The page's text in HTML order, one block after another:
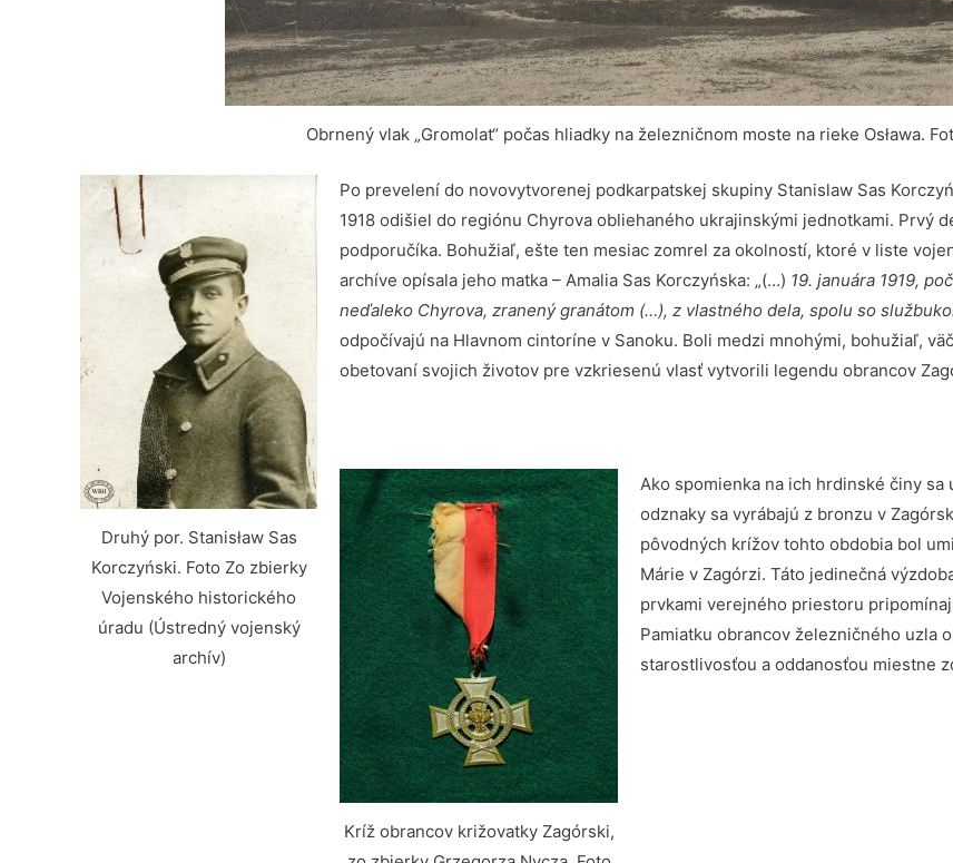
Obrnený vlak „Gromolat“ počas hliadky na železničnom moste na rieke Osława.
Druhý por. Stanisław Sas
Korczyński. Foto Zo zbierky
Vojenského historického
úradu (Ústredný vojenský
archív)
Po prevelení do novovytvorenej podkarpatskej skupiny Stanislaw Sas
1918 odišiel do regiónu Chyrova obliehaného ukrajinskými jednotkami. Prvý
podporučíka. Bohužiaľ, ešte ten mesiac zomrel za okolností, ktoré v liste
archíve opísala jeho matka – Amalia Sas Korczyńska: „(…) 19. januára 1919,
neďaleko Chyrova, zranený granátom (…), z vlastného dela, spolu so
odpočívajú na Hlavnom cintoríne v Sanoku. Boli medzi mnohými, bohužiaľ,
obetovaní svojich životov pre vzkriesenú vlasť vytvorili legendu obrancov
Kríž obrancov križovatky Zagórski,
Ako spomienka na ich hrdinské činy
odznaky sa vyrábajú z bronzu v
pôvodných krížov tohto obdobia bol
Márie v Zagórzi. Táto jedinečná
prvkami verejného priestoru
Pamiatku obrancov železničného uzla
starostlivosťou a oddanosťou miestne